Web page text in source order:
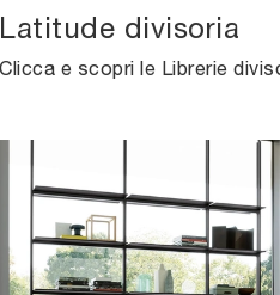
Latitude divisoria